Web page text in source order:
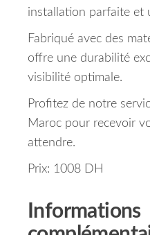
installation parfaite et
Fabriqué avec des
offre une durabilité
visibilité optimale.
Profitez de notre
Maroc pour recevoir
attendre.
Prix: 1008 DH
Informations